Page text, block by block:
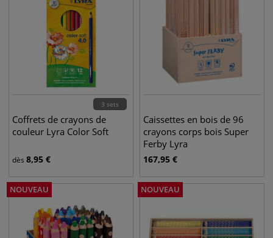
3 sets
Coffrets de crayons de
couleur Lyra Color Soft
dès 8,95 €
Caissettes en bois de 96
crayons corps bois Super
Ferby Lyra
167,95 €
NOUVEAU NOUVEAU